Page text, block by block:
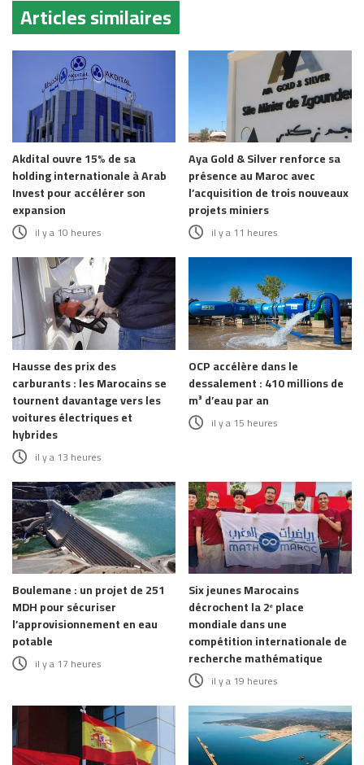
Articles similaires
Akdital ouvre 15% de sa
holding internationale à Arab
Invest pour accélérer son
expansion
il y a 10 heures
Aya Gold & Silver renforce sa
présence au Maroc avec
l’acquisition de trois nouveaux
projets miniers
il y a 11 heures
Hausse des prix des
carburants : les Marocains se
tournent davantage vers les
voitures électriques et
hybrides
il y a 13 heures
OCP accélère dans le
dessalement : 410 millions de
m³ d’eau par an
il y a 15 heures
Boulemane : un projet de 251
MDH pour sécuriser
l’approvisionnement en eau
potable
il y a 17 heures
Six jeunes Marocains
décrochent la 2ᵉ place
mondiale dans une
compétition internationale de
recherche mathématique
il y a 19 heures